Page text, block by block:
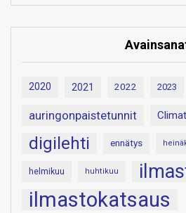
2020 2021 2022 2023
auringonpaistetunnit
digilehti ennätys
helmikuu huhtikuu
ilmastokatsaus